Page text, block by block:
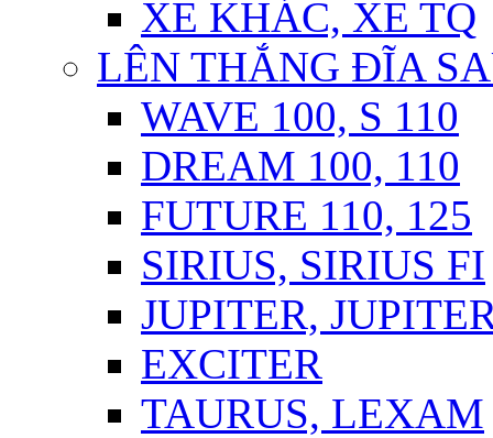
XE KHÁC, XE TQ
LÊN THẮNG ĐĨA
WAVE 100, S 110
DREAM 100, 110
FUTURE 110, 125
SIRIUS, SIRIUS FI
JUPITER,
EXCITER
TAURUS, LEXAM